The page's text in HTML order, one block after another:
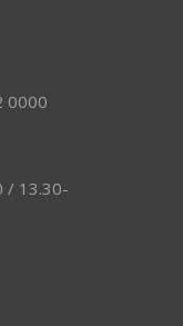
0000
/ 13.30-